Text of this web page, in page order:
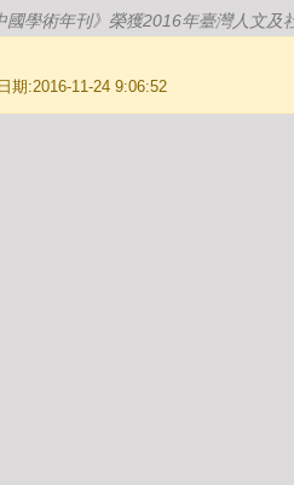
國學術年刊》榮獲2016年臺灣人文
期:2016-11-24 9:06:52